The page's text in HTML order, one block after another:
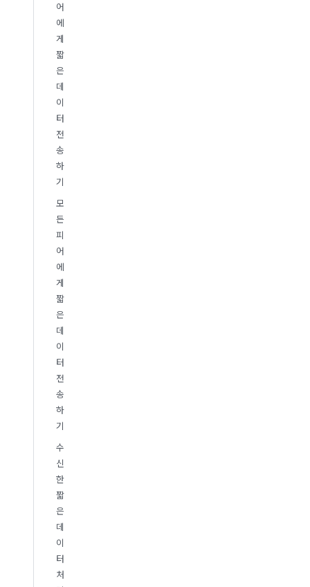
어
에
게
짧
은
데
이
터
전
송
하
기
모
든
피
어
에
게
짧
은
데
이
터
전
송
하
기
수
신
한
짧
은
데
이
터
처